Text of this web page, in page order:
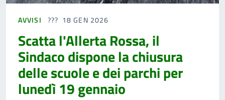
AVVISI 18 GEN 2026
Scatta l'Allerta Rossa, il
Sindaco dispone la chiusura
delle scuole e dei parchi per
lunedì 19 gennaio